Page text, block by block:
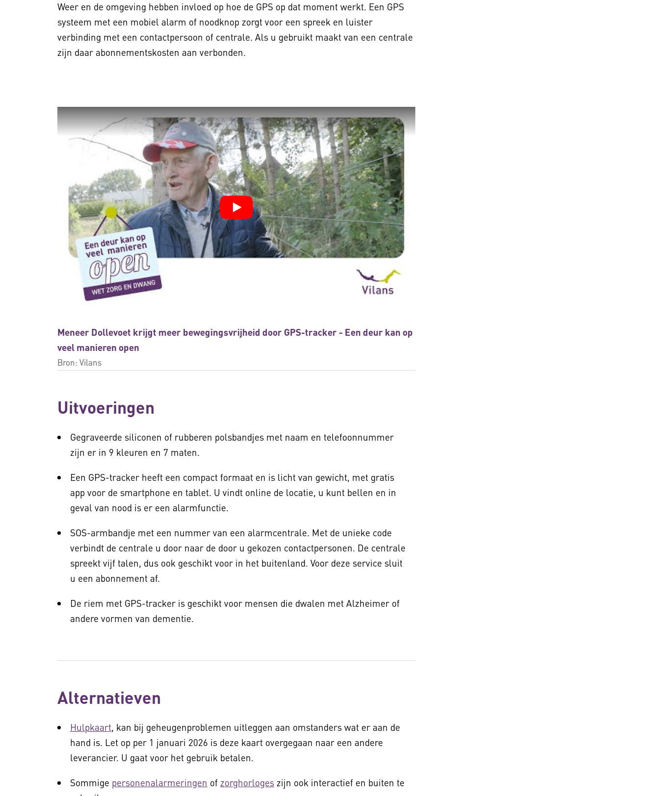
Weer en de omgeving hebben invloed op hoe de GPS op dat moment werkt. Een GPS
systeem met een mobiel alarm of noodknop zorgt voor een spreek en luister
verbinding met een contactpersoon of centrale. Als u gebruikt maakt van een centrale
zijn daar abonnementskosten aan verbonden.
Meneer Dollevoet krijgt meer bewegingsvrijheid door GPS-tracker - Een deur kan op
veel manieren open
Bron: Vilans
Uitvoeringen
Gegraveerde siliconen of rubberen polsbandjes met naam en telefoonnummer
zijn er in 9 kleuren en 7 maten.
Een GPS-tracker heeft een compact formaat en is licht van gewicht, met gratis
app voor de smartphone en tablet. U vindt online de locatie, u kunt bellen en in
geval van nood is er een alarmfunctie.
SOS-armbandje met een nummer van een alarmcentrale. Met de unieke code
verbindt de centrale u door naar de door u gekozen contactpersonen. De centrale
spreekt vijf talen, dus ook geschikt voor in het buitenland. Voor deze service sluit
u een abonnement af.
De riem met GPS-tracker is geschikt voor mensen die dwalen met Alzheimer of
andere vormen van dementie.
Alternatieven
Hulpkaart, kan bij geheugenproblemen uitleggen aan omstanders wat er aan de
hand is. Let op per 1 januari 2026 is deze kaart overgegaan naar een andere
leverancier. U gaat voor het gebruik betalen.
Sommige personenalarmeringen of zorghorloges zijn ook interactief en buiten te